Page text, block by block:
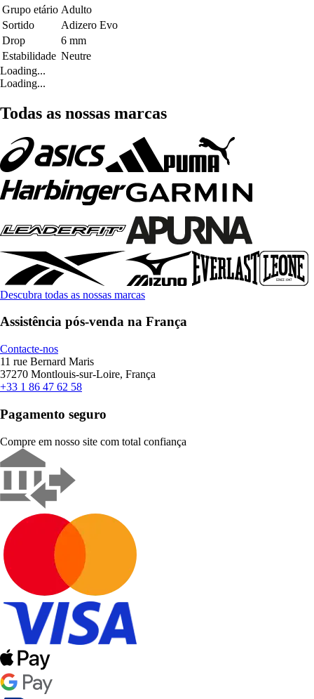
Grupo etário Adulto
Sortido
Adizero Evo
Drop
6 mm
Estabilidade Neutre
Loading...
Loading...
Todas as nossas marcas
Descubra todas as nossas marcas
Assistência pós-venda na França
Contacte-nos
11 rue Bernard Maris
37270 Montlouis-sur-Loire, França
+33 1 86 47 62 58
Pagamento seguro
Compre em nosso site com total confiança